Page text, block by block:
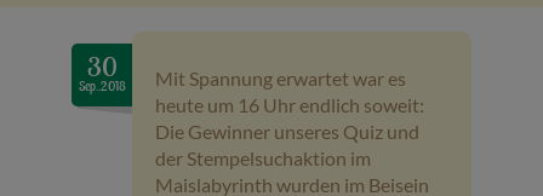
Videos
Veranstaltungen
Baumpaten
30
Sep..2018
Mit Spannung erwartet war es
heute um 16 Uhr endlich soweit:
Die Gewinner unseres Quiz und
der Stempelsuchaktion im
Maislabyrinth wurden im Beisein